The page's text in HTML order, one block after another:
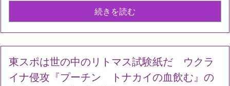
続きを読む
東スポは世の中のリトマス試験紙だ ウクラ
イナ侵攻『プーチン トナカイの血飲む』の